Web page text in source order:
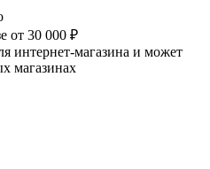
от 30 000 ₽
интернет-магазина и может
магазинах